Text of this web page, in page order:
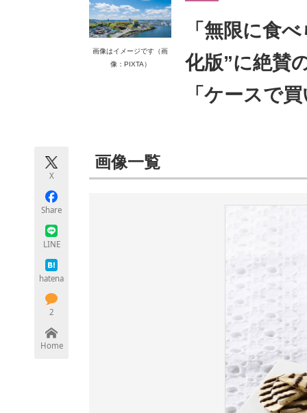
ITエンジニア向け専門サイト 企業向け
ちょっと気になるネットの話題
画像はイメージです（画
像：PIXTA）
「無限に食
化版”に絶賛
「ケースで
X
Share
LINE
hatena
2
Home
画像一覧